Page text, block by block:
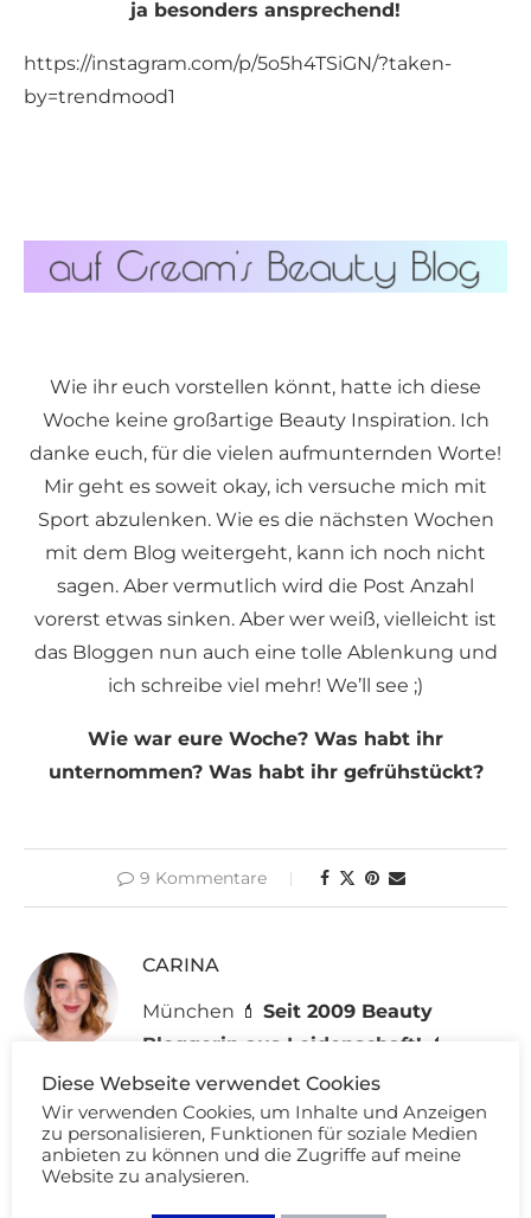
ja besonders ansprechend!
https://instagram.com/p/5o5h4TSiGN/?taken-
by=trendmood1
Wie ihr euch vorstellen könnt, hatte ich diese
Woche keine großartige Beauty Inspiration. Ich
danke euch, für die vielen aufmunternden Worte!
Mir geht es soweit okay, ich versuche mich mit
Sport abzulenken. Wie es die nächsten Wochen
mit dem Blog weitergeht, kann ich noch nicht
sagen. Aber vermutlich wird die Post Anzahl
vorerst etwas sinken. Aber wer weiß, vielleicht ist
das Bloggen nun auch eine tolle Ablenkung und
ich schreibe viel mehr! We’ll see ;)
Wie war eure Woche? Was habt ihr
unternommen? Was habt ihr gefrühstückt?
9 Kommentare
CARINA
München 💄 Seit 2009 Beauty
Bloggerin aus Leidenschaft!
💄
Wimpernfetischistin - Professional Make-up & Hair
Artist - Weltreisende
Diese Webseite verwendet Cookies
Wir verwenden Cookies, um Inhalte und Anzeigen
zu personalisieren, Funktionen für soziale Medien
anbieten zu können und die Zugriffe auf meine
Website zu analysieren.